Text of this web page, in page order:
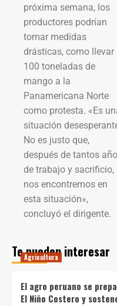
próxima semana, los
productores podrían
tomar medidas
drásticas, como llevar
100 toneladas de
mango a la
Panamericana Norte
como protesta. «Es
situación
No es justo que,
después de tantos
de trabajo y sacrificio,
nos encontremos en
esta situación»,
concluyó el dirigente.
Te pueden interesar
Agricultura
El agro peruano se
El Niño Costero y